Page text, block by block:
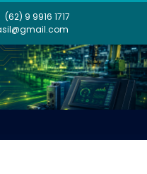
(62) 9 9916 1717